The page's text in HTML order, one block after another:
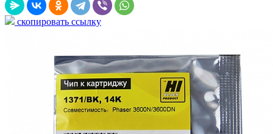
скопировать ссылку